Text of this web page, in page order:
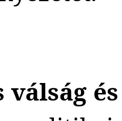
válság